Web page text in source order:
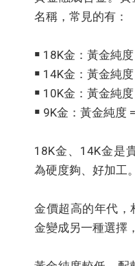
名稱，常見的有：
￭ 18K金：黃金純
￭ 14K金：黃金純
￭ 10K金：黃金純
￭ 9K金：黃金純度
18K金、14K金是
為硬度夠、好加工。
金價超高的年代，
金變成另一種選擇